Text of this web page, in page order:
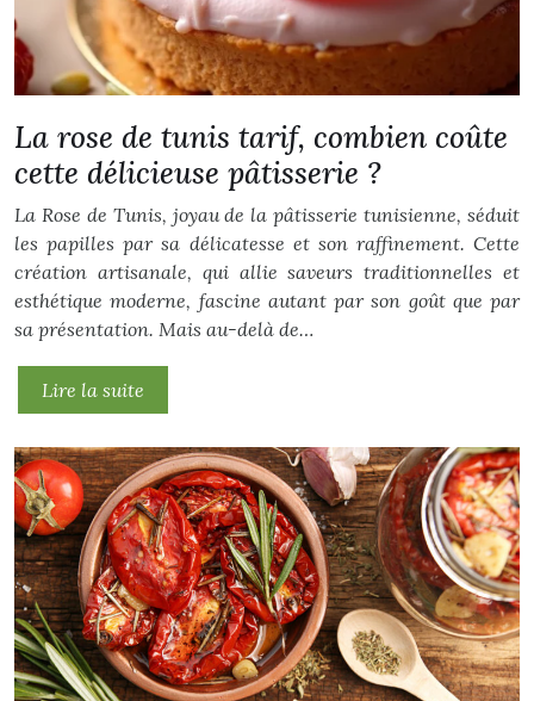
La rose de tunis tarif, combien coûte
cette délicieuse pâtisserie ?
La Rose de Tunis, joyau de la pâtisserie tunisienne, séduit
les papilles par sa délicatesse et son raffinement. Cette
création artisanale, qui allie saveurs traditionnelles et
esthétique moderne, fascine autant par son goût que par
sa présentation. Mais au-delà de…
Lire la suite